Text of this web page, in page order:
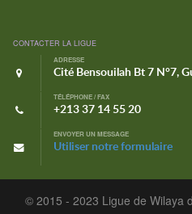
CONTACTER LA LIGUE
ADRESSE
Cité Bensouilah Bt 7 N°7,
TÉLÉPHONE / FAX
+213 37 14 55 20
ENVOYER UN MESSAGE
Utiliser notre formulaire
© 2015 - 2023 Ligue de Wilaya